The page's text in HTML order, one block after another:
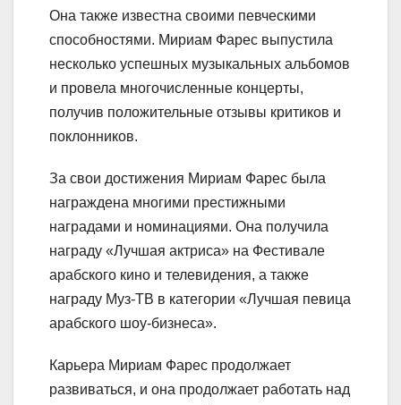
Она также известна своими певческими
способностями. Мириам Фарес выпустила
несколько успешных музыкальных альбомов
и провела многочисленные концерты,
получив положительные отзывы критиков и
поклонников.
За свои достижения Мириам Фарес была
награждена многими престижными
наградами и номинациями. Она получила
награду «Лучшая актриса» на Фестивале
арабского кино и телевидения, а также
награду Муз-ТВ в категории «Лучшая певица
арабского шоу-бизнеса».
Карьера Мириам Фарес продолжает
развиваться, и она продолжает работать над